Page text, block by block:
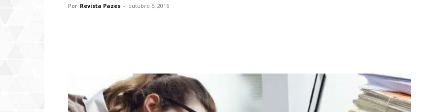
Por Revista Pazes - outubro 5, 2016